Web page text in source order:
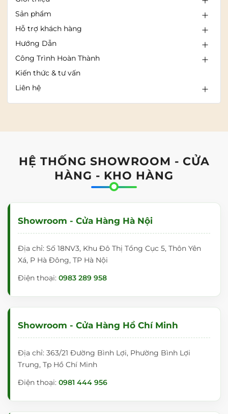
Sản phẩm
Hỗ trợ khách hàng
Hướng Dẫn
Công Trình Hoàn Thành
Kiến thức & tư vấn
Liên hệ
HỆ THỐNG SHOWROOM - CỬA
HÀNG - KHO HÀNG
Showroom - Cửa Hàng Hà Nội
Địa chỉ: Số 18NV3, Khu Đô Thị Tổng Cục 5, Thôn Yên
Xá, P Hà Đông, TP Hà Nội
Điện thoại: 0983 289 958
Showroom - Cửa Hàng Hồ Chí Minh
Địa chỉ: 363/21 Đường Bình Lợi, Phường Bình Lợi
Trung, Tp Hồ Chí Minh
Điện thoại: 0981 444 956